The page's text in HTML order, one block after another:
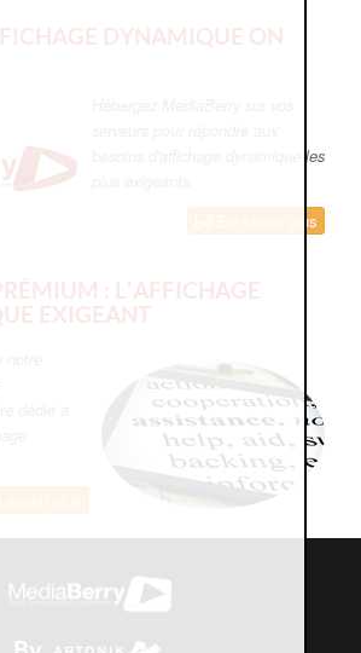
DYNAMIQUE ON
besoins d'affichage dynamique les
En savoir plus
: L'AFFICHAGE
EXIGEANT
dédié a